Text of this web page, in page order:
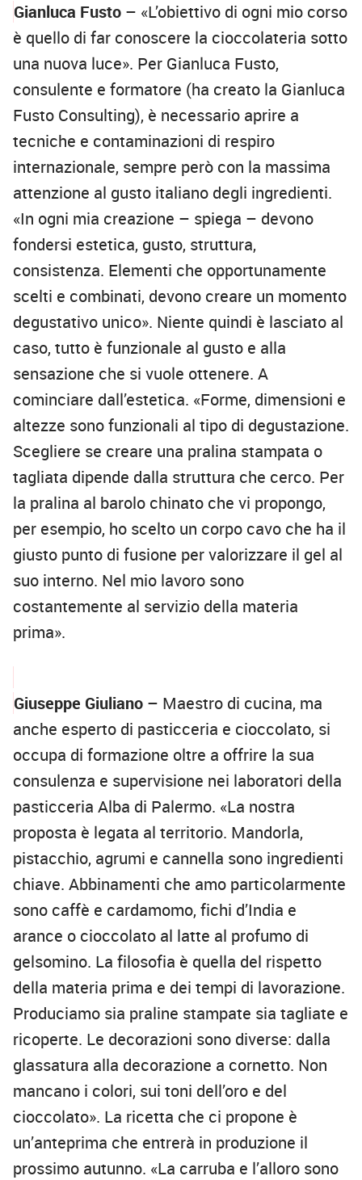
Gianluca Fusto – «L’obiettivo di ogni mio corso
è quello di far conoscere la cioccolateria sotto
una nuova luce». Per Gianluca Fusto,
consulente e formatore (ha creato la Gianluca
Fusto Consulting), è necessario aprire a
tecniche e contaminazioni di respiro
internazionale, sempre però con la massima
attenzione al gusto italiano degli ingredienti.
«In ogni mia creazione – spiega – devono
fondersi estetica, gusto, struttura,
consistenza. Elementi che opportunamente
scelti e combinati, devono creare un momento
degustativo unico». Niente quindi è lasciato al
caso, tutto è funzionale al gusto e alla
sensazione che si vuole ottenere. A
cominciare dall’estetica. «Forme, dimensioni e
altezze sono funzionali al tipo di degustazione.
Scegliere se creare una pralina stampata o
tagliata dipende dalla struttura che cerco. Per
la pralina al barolo chinato che vi propongo,
per esempio, ho scelto un corpo cavo che ha il
giusto punto di fusione per valorizzare il gel al
suo interno. Nel mio lavoro sono
costantemente al servizio della materia
prima».
Giuseppe Giuliano – Maestro di cucina, ma
anche esperto di pasticceria e cioccolato, si
occupa di formazione oltre a offrire la sua
consulenza e supervisione nei laboratori della
pasticceria Alba di Palermo. «La nostra
proposta è legata al territorio. Mandorla,
pistacchio, agrumi e cannella sono ingredienti
chiave. Abbinamenti che amo particolarmente
sono caffè e cardamomo, fichi d’India e
arance o cioccolato al latte al profumo di
gelsomino. La filosofia è quella del rispetto
della materia prima e dei tempi di lavorazione.
Produciamo sia praline stampate sia tagliate e
ricoperte. Le decorazioni sono diverse: dalla
glassatura alla decorazione a cornetto. Non
mancano i colori, sui toni dell’oro e del
cioccolato». La ricetta che ci propone è
un’anteprima che entrerà in produzione il
prossimo autunno. «La carruba e l’alloro sono